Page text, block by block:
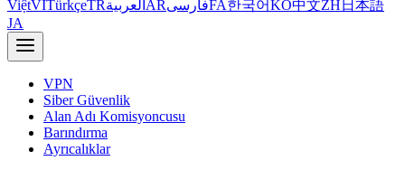
ViệtVITürkçeTRالعربية ARفارسیFA한국어KO中文ZH 日本語
JA
VPN
Siber Güvenlik
Alan Adı Komisyoncusu
Barındırma
Ayrıcalıklar